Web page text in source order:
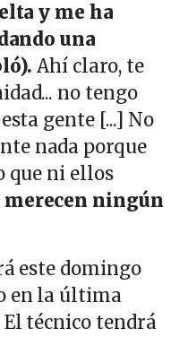
y me ha
una
Ahí claro, te
no tengo
gente [...] No
nada porque
que ni ellos
merecen ningún
este domingo
en la última
El técnico tendrá